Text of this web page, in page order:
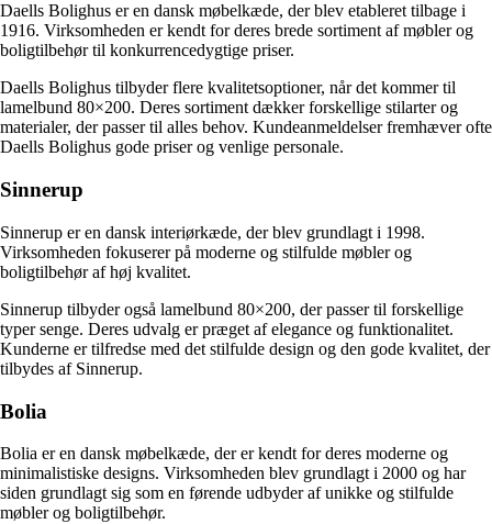
Daells Bolighus er en dansk møbelkæde, der blev etableret tilbage i
1916. Virksomheden er kendt for deres brede sortiment af møbler og
boligtilbehør til konkurrencedygtige priser.
Daells Bolighus tilbyder flere kvalitetsoptioner, når det kommer til
lamelbund 80×200. Deres sortiment dækker forskellige stilarter og
materialer, der passer til alles behov. Kundeanmeldelser fremhæver ofte
Daells Bolighus gode priser og venlige personale.
Sinnerup
Sinnerup er en dansk interiørkæde, der blev grundlagt i 1998.
Virksomheden fokuserer på moderne og stilfulde møbler og
boligtilbehør af høj kvalitet.
Sinnerup tilbyder også lamelbund 80×200, der passer til forskellige
typer senge. Deres udvalg er præget af elegance og funktionalitet.
Kunderne er tilfredse med det stilfulde design og den gode kvalitet, der
tilbydes af Sinnerup.
Bolia
Bolia er en dansk møbelkæde, der er kendt for deres moderne og
minimalistiske designs. Virksomheden blev grundlagt i 2000 og har
siden grundlagt sig som en førende udbyder af unikke og stilfulde
møbler og boligtilbehør.